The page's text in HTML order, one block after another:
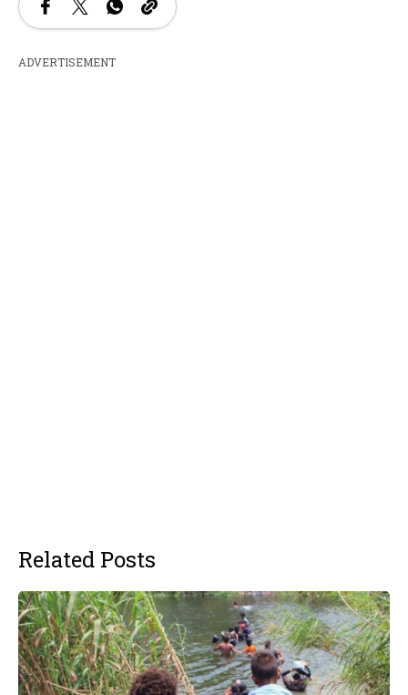
ADVERTISEMENT
Related Posts